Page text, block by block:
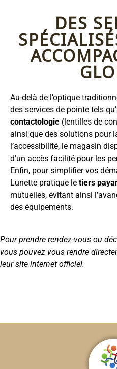
DES
Au-delà de l’optique
des services de pointe tels
contactologie (lentilles de
ainsi que des solutions pour
l’accessibilité, le magasin
d’un accès facilité pour les
Enfin, pour simplifier vos
Lunette pratique le tiers
mutuelles, évitant ainsi
des équipements.
Pour prendre rendez-vous ou
vous pouvez vous rendre
leur site internet officiel.